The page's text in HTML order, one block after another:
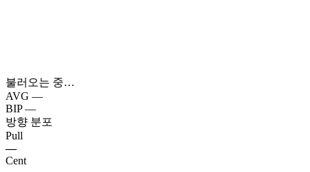
불러오는 중…
AVG —
BIP —
방향 분포
Pull
—
Cent